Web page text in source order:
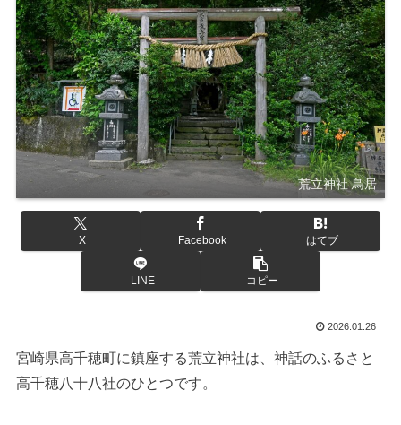
荒立神社 鳥居
X Facebook はてブ
LINE コピー
2026.01.26
宮崎県高千穂町に鎮座する荒立神社は、神話のふるさと
高千穂八十八社のひとつです。